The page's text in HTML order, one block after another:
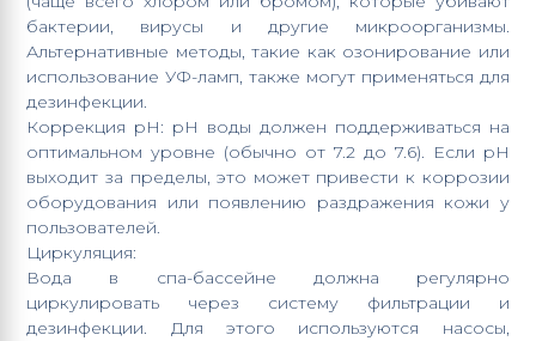
бактерии, вирусы и другие микроорганизмы.
Альтернативные методы, такие как озонирование или
использование УФ-ламп, также могут применяться для
дезинфекции.
Коррекция pH: pH воды должен поддерживаться на
оптимальном уровне (обычно от 7.2 до 7.6). Если pH
выходит за пределы, это может привести к коррозии
оборудования или появлению раздражения кожи у
пользователей.
Циркуляция:
Вода в спа-бассейне должна регулярно
циркулировать через систему фильтрации и
дезинфекции. Для этого используются насосы,